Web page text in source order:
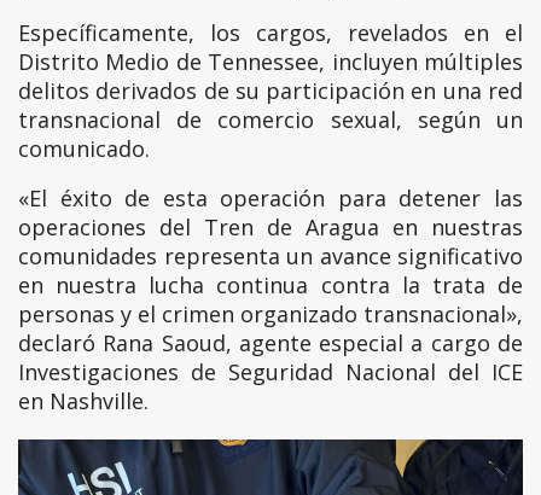
Específicamente, los cargos, revelados en el
Distrito Medio de Tennessee, incluyen múltiples
delitos derivados de su participación en una red
transnacional de comercio sexual, según un
comunicado.
«El éxito de esta operación para detener las
operaciones del Tren de Aragua en nuestras
comunidades representa un avance significativo
en nuestra lucha continua contra la trata de
personas y el crimen organizado transnacional»,
declaró Rana Saoud, agente especial a cargo de
Investigaciones de Seguridad Nacional del ICE
en Nashville.